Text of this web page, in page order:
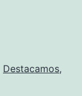
Destacamos,